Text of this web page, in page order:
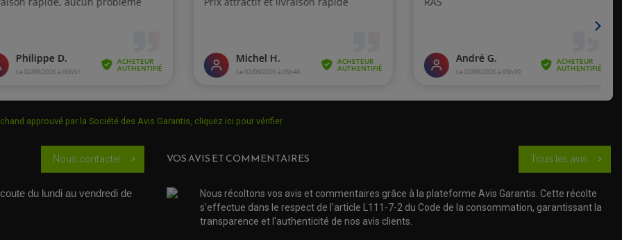
approuvé par la Société des Avis Garantis, cliquez ici pour vérifier.
Nous contacter chevron_right
du lundi au vendredi de
VOS AVIS ET COMMENTAIRES Tous les avis chevron_right
Nous récoltons vos avis et commentaires grâce à la plateforme Avis Garantis. Cette récolte
s'effectue dans le respect de l'article L111-7-2 du Code de la consommation, garantissant la
transparence et l'authenticité de nos avis clients.